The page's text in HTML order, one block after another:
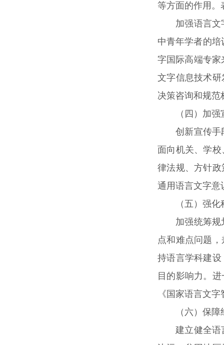
等方面的作用。
加强语言
中青年学者的
字国际高端专家
文字信息技术
决策咨询和规范
（四）加
创新宣传手
面向机关、学
律法规、方针
通用语言文字意
（五）强
加强统筹
点和难点问题
持语言学科建
目的影响力。
《国家语言文
（六）保
建立健全语